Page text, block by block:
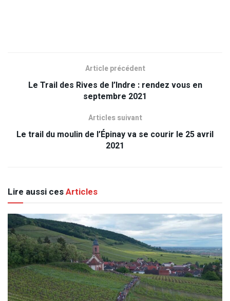
Article précédent
Le Trail des Rives de l’Indre : rendez vous en
septembre 2021
Articles suivant
Le trail du moulin de l’Épinay va se courir le 25 avril
2021
Lire aussi cesArticles